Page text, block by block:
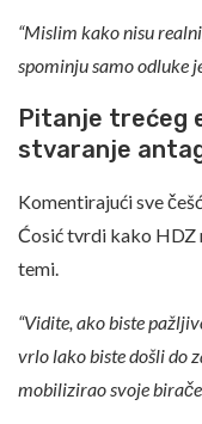
“Mislim kako nisu
spominju samo odluke
Pitanje trećeg
stvaranje
Komentirajući sve
Ćosić tvrdi kako HDZ
temi.
“Vidite, ako biste
vrlo lako biste došli do
mobilizirao svoje